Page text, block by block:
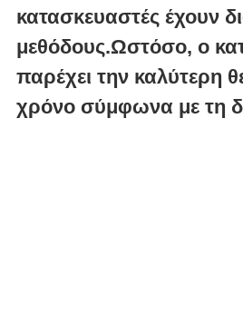
κατασκευαστές έχουν
μεθόδους.Ωστόσο, ο
παρέχει την καλύτερη
χρόνο σύμφωνα με τη